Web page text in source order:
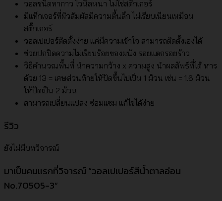
วอลชนิดทากาว ไวนิลหนา ไม่ใช่สติ๊กเกอร์
มีแท็กเจอร์ที่ผิวสัมผัสมีความตื้นลึก ไม่เรียบเนียนเหมือน
สติ๊กเกอร์
วอลเปเปอร์ติดตั้งง่าย แค่มีความเข้าใจ สามารถติดตั้งเองได้
ช่วยปกปิดความไม่เรียบร้อยของผนัง รอยแตกรอยร้าว
วิธีคำนวณพื้นที่ นำความกว้าง x ความสูง นำผลลัพธ์ที่ได้ หาร
ด้วย 13 = เศษส่วนท้ายให้ปัดขึ้นไปเป็น 1 ม้วน เช่น = 1.6 ม้วน
ให้ปัดเป็น 2 ม้วน
สามารถเปลี่ยนแปลง ซ่อมแซม แก้ไขได้ง่าย
รีวิว
ยังไม่มีบทวิจารณ์
มาเป็นคนแรกที่วิจารณ์ “วอลเปเปอร์สีน้ำตาลอ่อน
No.70505-3”